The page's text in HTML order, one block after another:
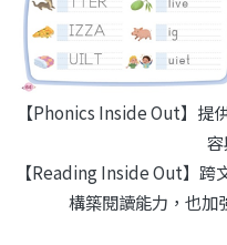
【Phonics Inside Out】提
容
【Reading Inside Out】跨
構築閱讀能力，也加